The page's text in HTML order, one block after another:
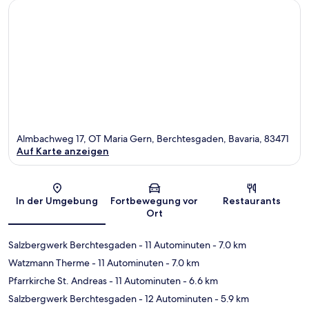
Karte
Almbachweg 17, OT Maria Gern, Berchtesgaden, Bavaria, 83471
Auf Karte anzeigen
In der Umgebung
Fortbewegung vor
Ort
Restaurants
Salzbergwerk Berchtesgaden- 11 Autominuten- 7.0 km
Watzmann Therme- 11 Autominuten- 7.0 km
Pfarrkirche St. Andreas- 11 Autominuten- 6.6 km
Salzbergwerk Berchtesgaden- 12 Autominuten- 5.9 km